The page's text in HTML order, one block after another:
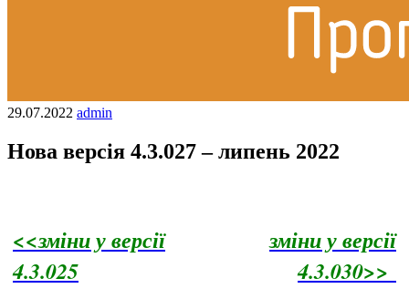
29.07.2022 admin
Нова версія 4.3.027 – липень 2022
<<зміни у версії
4.3.025
зміни у версії
4.3.030>>